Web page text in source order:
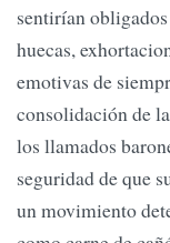
sentirían
huecas,
emotivas de
consolidación de
los llamados
seguridad de que
un movimiento